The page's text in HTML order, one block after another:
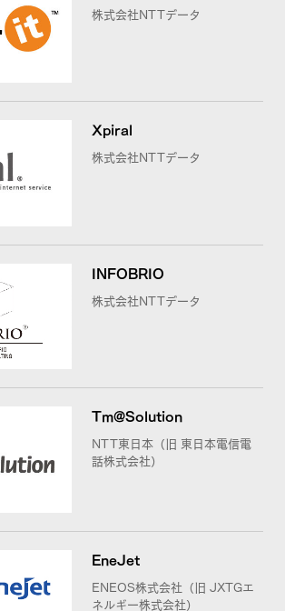
株式会社NTTデータ
Xpiral
株式会社NTTデータ
INFOBRIO
株式会社NTTデータ
Tm@Solution
NTT東日本（旧 東日本電信電
話株式会社）
EneJet
ENEOS株式会社（旧 JXTGエ
ネルギー株式会社）